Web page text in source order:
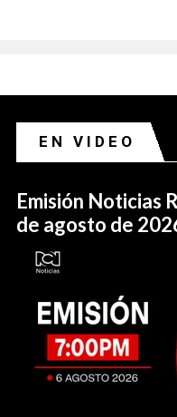
EN VIDEO
Emisión Noticias
de agosto de